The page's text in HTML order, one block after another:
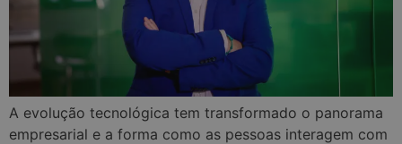
A evolução tecnológica tem transformado o panorama
empresarial e a forma como as pessoas interagem com